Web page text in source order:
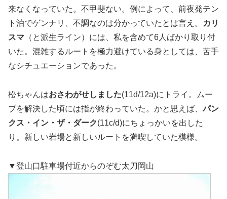
来なくなっていた。不甲斐ない。例によって、前夜発テン
ト泊でゲンナリ、不調なのは分かっていたとは言え。
カリ
スマ （と派生ライン）には、私を含めて6人ばかり取り付
いた。混雑するルートを極力避けている身としては、苦手
なシチュエーションであった。
松ちゃんはおさわがせしました(11d/12a)にトライ。ムー
ブを解決した頃には指が終わっていた。かと思えば、パン
クス・イン・ザ・ダーク(11c/d)にちょっかいを出した
り。新しい岩場と新しいルートを満喫していた模様。
▼登山口駐車場付近からのぞむ太刀岡山